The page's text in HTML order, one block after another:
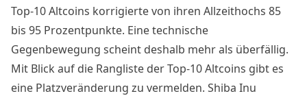
Top-10 Altcoins korrigierte von ihren Allzeithochs 85
bis 95 Prozentpunkte. Eine technische
Gegenbewegung scheint deshalb mehr als überfällig.
Mit Blick auf die Rangliste der Top-10 Altcoins gibt es
eine Platzveränderung zu vermelden. Shiba Inu